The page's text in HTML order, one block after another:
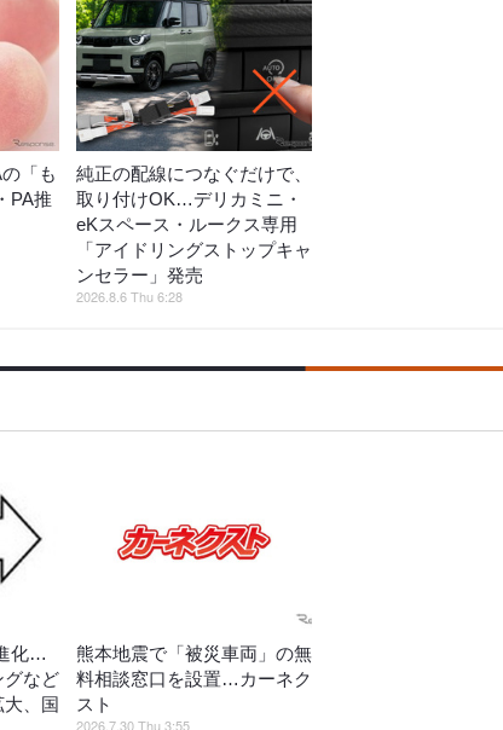
「も
PA推
純正の配線につなぐだけで、
取り付けOK…デリカミニ・
eKスペース・ルークス専用
「アイドリングストップキャ
ンセラー」発売
2026.8.6 Thu 6:28
化…
グなど
、国
熊本地震で「被災車両」の無
料相談窓口を設置…カーネク
スト
2026.7.30 Thu 3:55